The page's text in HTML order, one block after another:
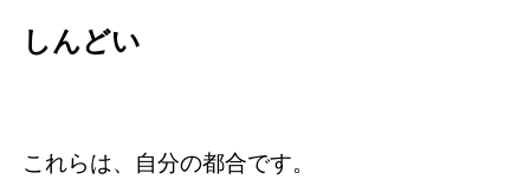
しんどい
これらは、自分の都合です。